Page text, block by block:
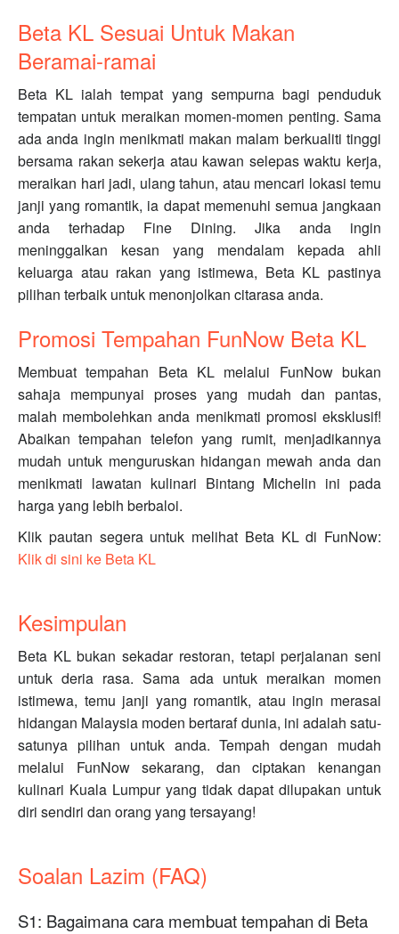
Beta KL Sesuai Untuk Makan
Beramai-ramai
Beta KL ialah tempat yang sempurna bagi penduduk
tempatan untuk meraikan momen-momen penting. Sama
ada anda ingin menikmati makan malam berkualiti tinggi
bersama rakan sekerja atau kawan selepas waktu kerja,
meraikan hari jadi, ulang tahun, atau mencari lokasi temu
janji yang romantik, ia dapat memenuhi semua jangkaan
anda terhadap Fine Dining. Jika anda ingin
meninggalkan kesan yang mendalam kepada ahli
keluarga atau rakan yang istimewa, Beta KL pastinya
pilihan terbaik untuk menonjolkan citarasa anda.
Promosi Tempahan FunNow Beta KL
Membuat tempahan Beta KL melalui FunNow bukan
sahaja mempunyai proses yang mudah dan pantas,
malah membolehkan anda menikmati promosi eksklusif!
Abaikan tempahan telefon yang rumit, menjadikannya
mudah untuk menguruskan hidangan mewah anda dan
menikmati lawatan kulinari Bintang Michelin ini pada
harga yang lebih berbaloi.
Klik pautan segera untuk melihat Beta KL di FunNow:
Klik di sini ke Beta KL
Kesimpulan
Beta KL bukan sekadar restoran, tetapi perjalanan seni
untuk deria rasa. Sama ada untuk meraikan momen
istimewa, temu janji yang romantik, atau ingin merasai
hidangan Malaysia moden bertaraf dunia, ini adalah satu-
satunya pilihan untuk anda. Tempah dengan mudah
melalui FunNow sekarang, dan ciptakan kenangan
kulinari Kuala Lumpur yang tidak dapat dilupakan untuk
diri sendiri dan orang yang tersayang!
Soalan Lazim (FAQ)
S1: Bagaimana cara membuat tempahan di Beta